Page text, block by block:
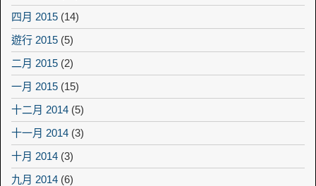
四月 2015 (14)
遊行 2015 (5)
二月 2015 (2)
一月 2015 (15)
十二月 2014 (5)
十一月 2014 (3)
十月 2014 (3)
九月 2014 (6)